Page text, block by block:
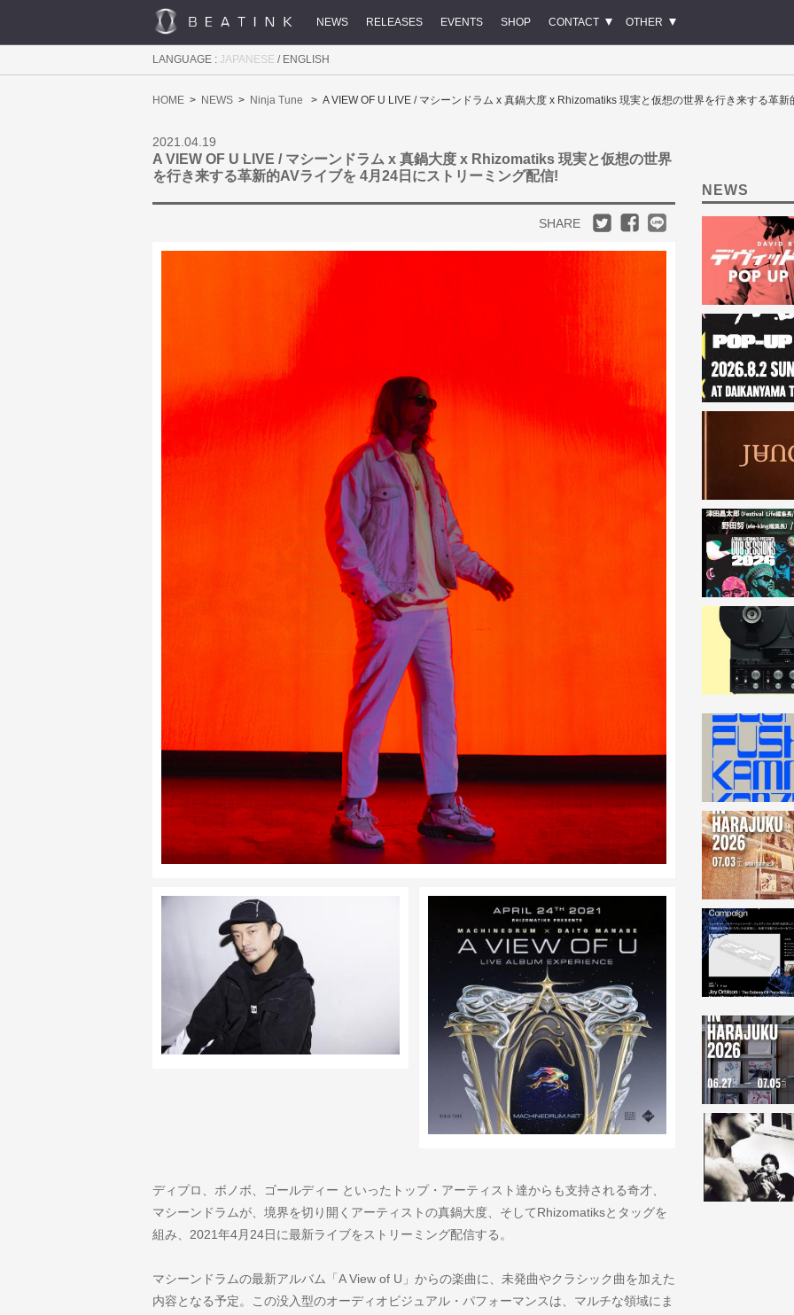
NEWS RELEASES EVENTS SHOP CONTACT OTHER
LANGUAGE : JAPANESE / ENGLISH
HOME NEWS Ninja Tune A VIEW OF U LIVE / マシーンドラム x 真鍋大度 x Rhizomatiks 現実と仮想の世界を行き来する革
2021.04.19
A VIEW OF U LIVE / マシーンドラム x 真鍋大度 x Rhizomatiks 現実と仮想の世界
を行き来する革新的AVライブを 4月24日にストリーミング配信!
SHARE
ディプロ、ボノボ、ゴールディー といったトップ・アーティスト達からも支持される奇才、
マシーンドラムが、境界を切り開くアーティストの真鍋大度、そしてRhizomatiksとタッグを
組み、2021年4月24日に最新ライブをストリーミング配信する。
マシーンドラムの最新アルバム「A View of U」からの楽曲に、未発曲やクラシック曲を加えた
内容となる予定。この没入型のオーディオビジュアル・パフォーマンスは、マルチな領域にま
NEWS